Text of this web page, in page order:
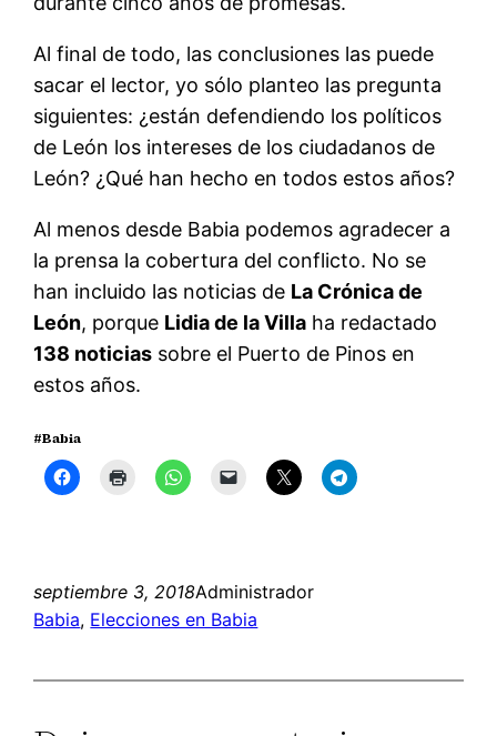
Al final de todo, las conclusiones las puede
sacar el lector, yo sólo planteo las pregunta
siguientes: ¿están defendiendo los políticos
de León los intereses de los ciudadanos de
León? ¿Qué han hecho en todos estos años?
Al menos desde Babia podemos agradecer a
la prensa la cobertura del conflicto. No se
han incluido las noticias de La Crónica de
León, porque Lidia de la Villa ha redactado
138 noticias sobre el Puerto de Pinos en
estos años.
#Babia
septiembre 3, 2018Administrador
Babia, Elecciones en Babia